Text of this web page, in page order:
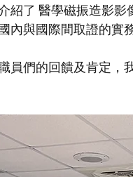
紹了 醫學磁振造影
內與國際間取證的實
員們的回饋及肯定